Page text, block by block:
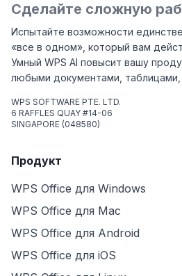
Сделайте сложную
Испытайте возможности
«все в одном», который вам
Умный WPS AI повысит вашу
любыми документами, таблицами,
WPS SOFTWARE PTE. LTD.
6 RAFFLES QUAY #14-06
SINGAPORE (048580)
Продукт
WPS Office для Windows
WPS Office для Mac
WPS Office для Android
WPS Office для iOS